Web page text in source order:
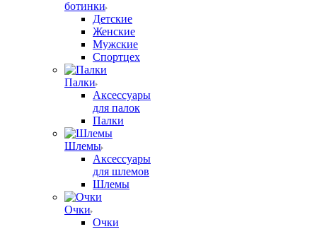
ботинки
Детские
Женские
Мужские
Спортцех
Палки
Аксессуары
для палок
Палки
Шлемы
Аксессуары
для шлемов
Шлемы
Очки
Очки